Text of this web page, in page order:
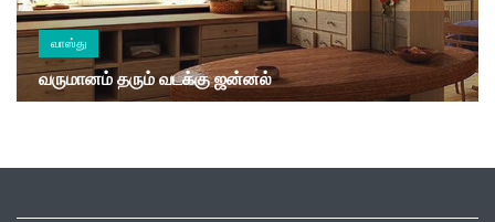
வாஸ்து
வருமானம் தரும் வடக்கு ஜன்னல்